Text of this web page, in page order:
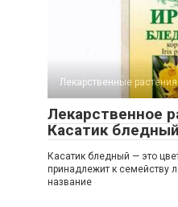
Лекарственные растения
Лекарственное
Касатик
Касатик бледный — это
принадлежит к семейству
название